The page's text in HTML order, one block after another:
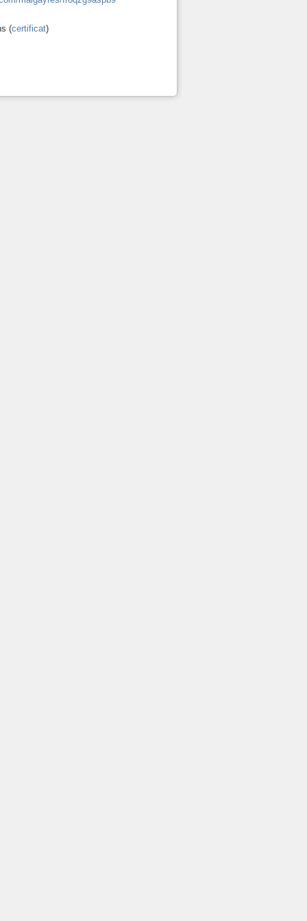
(certificat)